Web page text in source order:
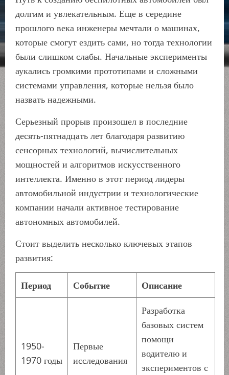
долгим и увлекательным. Еще в середине
прошлого века инженеры мечтали о машинах,
которые смогут ездить сами, но тогда технологии
были слишком слабы. Начальные эксперименты
аукались громкими прототипами и сложными
системами управления, которые нельзя было
назвать надежными.
Серьезный прорыв произошел в последние
десять-пятнадцать лет благодаря развитию
сенсорных технологий, вычислительных
мощностей и алгоритмов искусственного
интеллекта. Именно в этот период лидеры
автомобильной индустрии и технологические
компании начали активное тестирование
автономных автомобилей.
Стоит выделить несколько ключевых этапов
развития:
Период Событие Описание
1950-
1970 годы
Первые
исследования
Разработка
базовых систем
помощи
водителю и
экспериментов с